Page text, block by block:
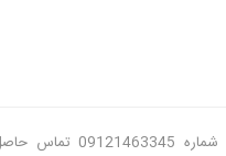
جهت استعلام موجودی لطفا با خط فروشگاه با شماره 09121463345